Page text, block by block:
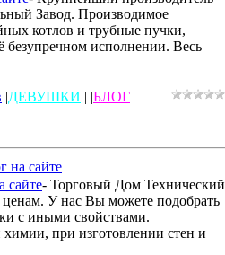
Завод. Производимое
котлов и трубные пучки,
исполнении. Весь
|ДЕВУШКИ | |БЛОГ
на сайте
сайте- Торговый Дом Технический
У нас Вы можете подобрать
с иными свойствами.
при изготовлении стен и